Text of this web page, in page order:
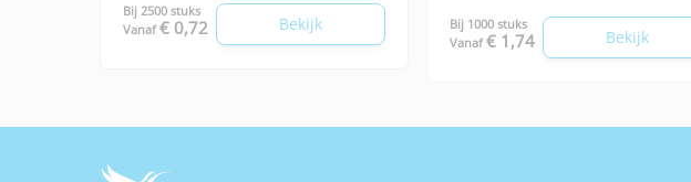
Bij 2500 stuks
Vanaf € 0,72 Bekijk
Bij 1000 stuks
Vanaf € 1,74 Bekijk